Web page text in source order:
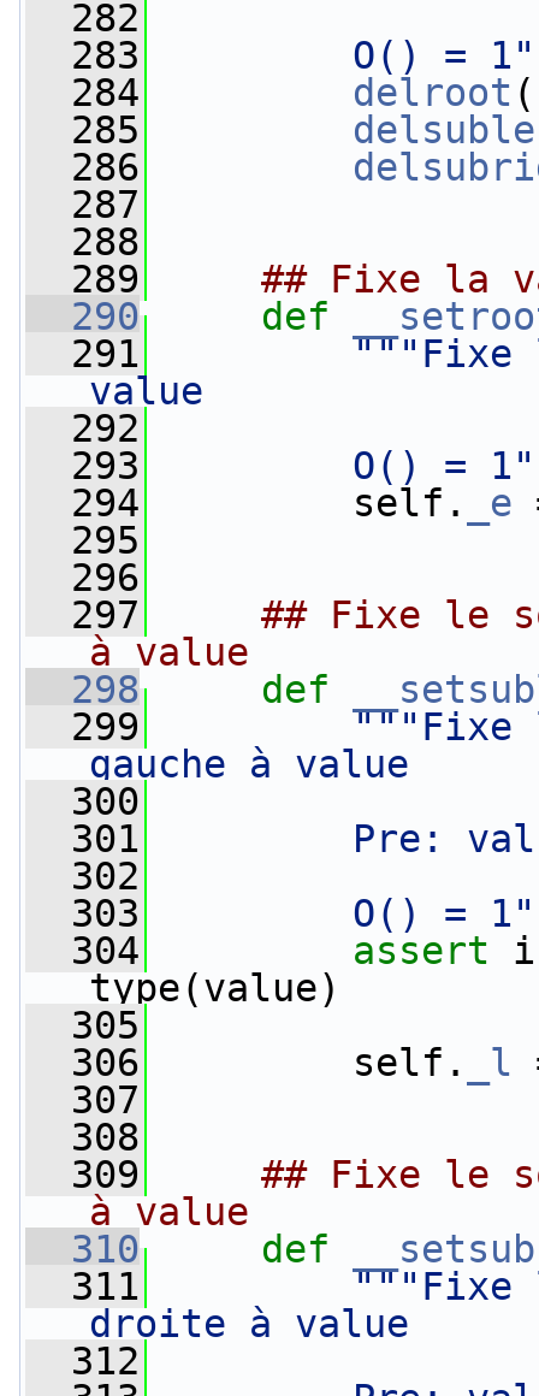
  282
  283
O() =
  284
delroot
  285
  286
  287
  288
  289
## Fixe la
  290
def
  291
"""Fixe
value
  292
  293
O() =
  294
self. _e
  295
  296
  297
## Fixe le
à value
  298
def
  299
"""Fixe
gauche à value
  300
  301
Pre:
  302
  303
O() =
  304
assert
type(value)
  305
  306
self. _l
  307
  308
  309
## Fixe le
à value
  310
def
  311
"""Fixe
droite à value
  312